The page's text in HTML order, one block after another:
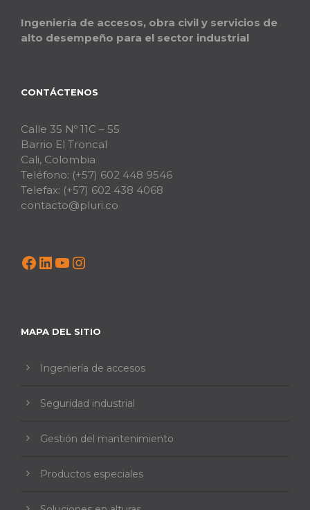
Ingeniería de accesos, obra civil y servicios de
alto desempeño para el sector industrial
CONTÁCTENOS
Calle 35 Nº 11C – 55
Barrio El Troncal
Cali, Colombia
Teléfono: (+57) 602 448 9546
Telefax: (+57) 602 438 4068
contacto@pluri.co
Facebook LinkedIn YouTube Instagram
MAPA DEL SITIO
Ingeniería de accesos
Seguridad industrial
Gestión del mantenimiento
Productos especiales